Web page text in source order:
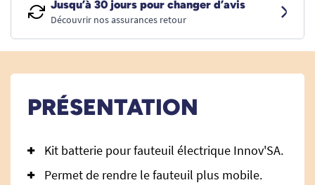
Jusqu’à 30 jours pour changer d’avis
Découvrir nos assurances retour
PRÉSENTATION
Kit batterie pour fauteuil électrique Innov'SA.
Permet de rendre le fauteuil plus mobile.